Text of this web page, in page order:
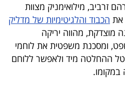
זרביב, מילואימניק מצוות
את הכבוד והלגיטימיות של מדליק
מוצדקת, מהווה יריקה
ומסכנת משפטית את לוחמי
ההחלטה מיד ולאפשר ללוחם